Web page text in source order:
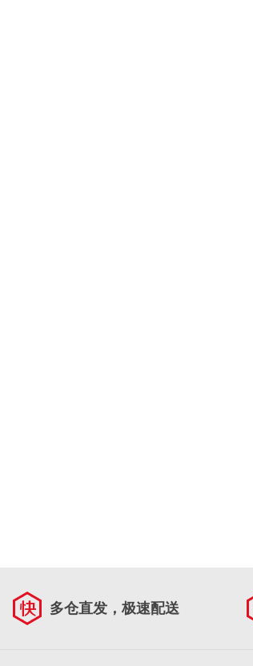
多仓直发，极速配送